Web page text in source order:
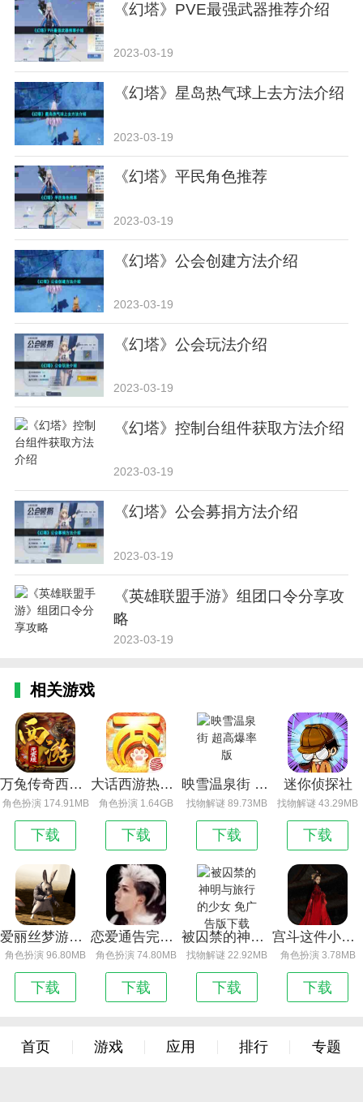
《幻塔》PVE最强武器推荐介绍
2023-03-19
《幻塔》星岛热气球上去方法介绍
2023-03-19
《幻塔》平民角色推荐
2023-03-19
《幻塔》公会创建方法介绍
2023-03-19
《幻塔》公会玩法介绍
2023-03-19
《幻塔》控制台组件获取方法介绍
2023-03-19
《幻塔》公会募捐方法介绍
2023-03-19
《英雄联盟手游》组团口令分享攻
略
2023-03-19
相关游戏
万兔传奇西游元素版 免广告版下载
角色扮演 174.91MB
下载
大话西游热血版
角色扮演 1.64GB
下载
映雪温泉街 超高爆率版
找物解谜 89.73MB
下载
迷你侦探社
找物解谜 43.29MB
下载
爱丽丝梦游仙境
角色扮演 96.80MB
下载
恋爱通告完整版
角色扮演 74.80MB
下载
被囚禁的神明与旅行的少女 免广告版下载
找物解谜 22.92MB
下载
宫斗这件小事内置修改器
角色扮演 3.78MB
下载
首页 游戏 应用 排行 专题